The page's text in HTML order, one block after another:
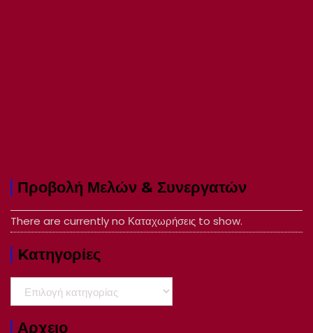
Προβολή Μελών & Συνεργατών
There are currently no Καταχωρήσεις to show.
Kατηγορίες
Αρχειο